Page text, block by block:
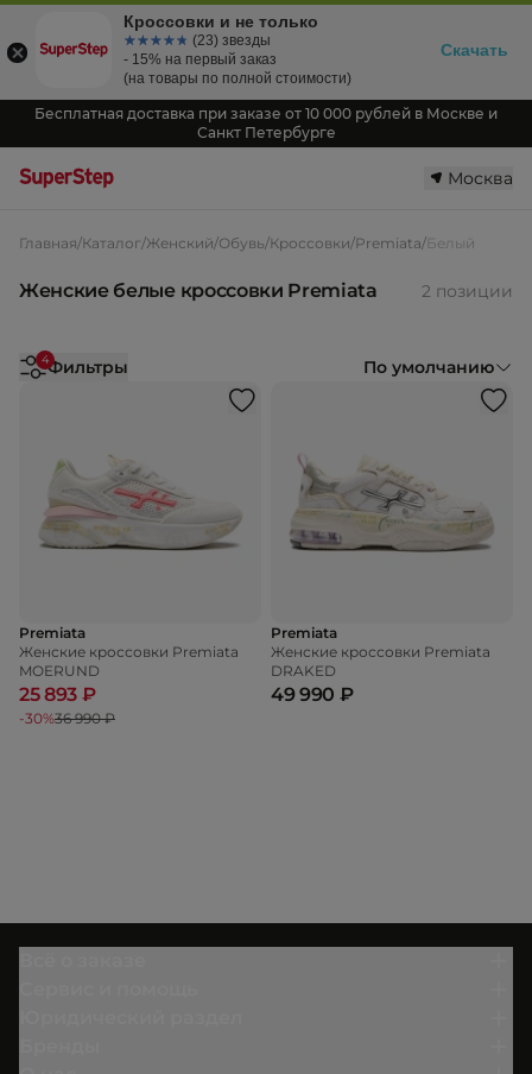
Бесплатная доставка при заказе от 10 000 рублей в Москве и
Санкт Петербурге
Москва
Главная/Каталог/Женский/Обувь/Кроссовки/Premiata/Белый
Женские белые кроссовки Premiata 2 позиции
4Фильтры По умолчанию
Premiata
Женские кроссовки Premiata
MOERUND
25 893 ₽
-30%36 990 ₽
Premiata
Женские кроссовки Premiata
DRAKED
49 990 ₽
Кроссовки и не только
☆☆☆☆☆
★★★★★ (23) звезды
- 15% на первый заказ
(на товары по полной стоимости)
Скачать